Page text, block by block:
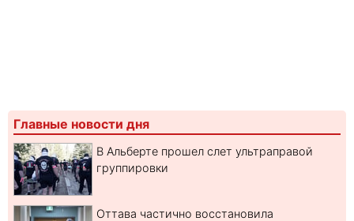
Главные новости дня
В Альберте прошел слет ультраправой
группировки
Оттава частично восстановила